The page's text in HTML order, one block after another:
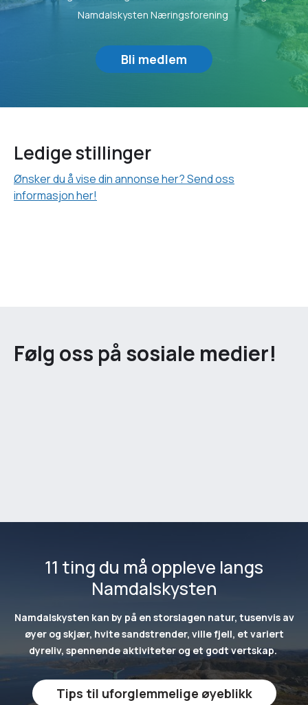
Namdalskysten Næringsforening
Bli medlem
Ledige stillinger
Ønsker du å vise din annonse her? Send oss
informasjon her!
Følg oss på sosiale medier!
11 ting du må oppleve langs
Namdalskysten
Namdalskysten kan by på en storslagen natur, tusenvis av
øyer og skjær, hvite sandstrender, ville fjell, et variert
dyreliv, spennende aktiviteter og et godt vertskap.
Tips til uforglemmelige øyeblikk